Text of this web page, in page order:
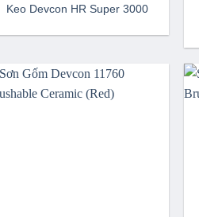
Keo Devcon HR Super 3000